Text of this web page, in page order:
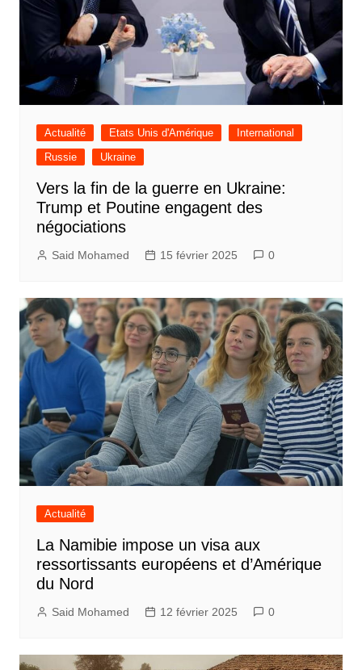
Actualité Etats Unis d'Amérique
International
Russie
Ukraine
Vers la fin de la guerre en Ukraine:
Trump et Poutine engagent des
négociations
Said Mohamed 15 février 2025 0
Actualité
La Namibie impose un visa aux
ressortissants européens et d’Amérique
du Nord
Said Mohamed 12 février 2025 0